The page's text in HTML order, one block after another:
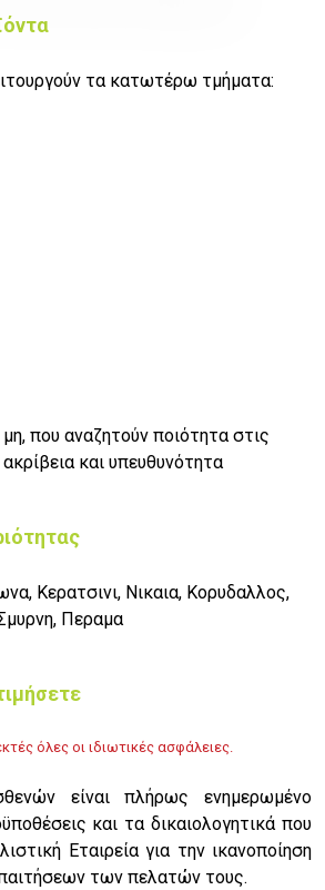
τα κατωτέρω τμήματα:
που αναζητούν ποιότητα στις
και υπευθυνότητα
Κερατσινι, Νικαια, Κορυδαλλος,
Περαμα
όλες οι ιδιωτικές ασφάλειες.
είναι πλήρως ενημερωμένο
και τα δικαιολογητικά που
Εταιρεία για την ικανοποίηση
των πελατών τους.